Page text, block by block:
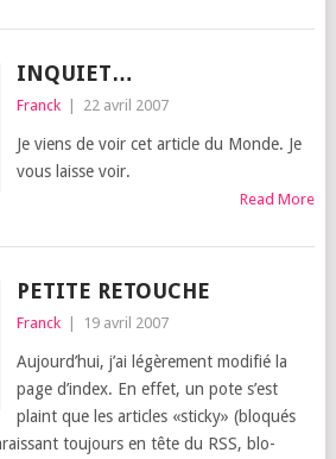
INQUIET…
Franck 22 avril 2007
Je viens de voir cet article du Monde. Je
vous laisse voir.
Read More
PETITE RETOUCHE
Franck 19 avril 2007
Aujourd’­hui, j’ai légè­re­ment modi­fié la
page d’index. En effet, un pote s’est
plaint que les articles «sti­cky» (blo­qués
tou­jours en tête du RSS, blo­